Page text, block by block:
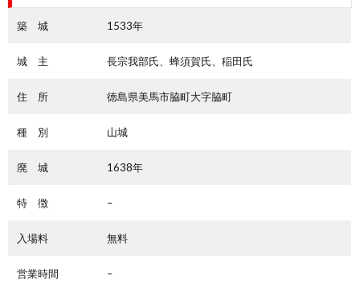
築 城 1533年
城 主 長宗我部氏、蜂須賀氏、稲田氏
住 所 徳島県美馬市脇町大字脇町
種 別 山城
廃 城 1638年
特 徴 –
入場料 無料
営業時間 –